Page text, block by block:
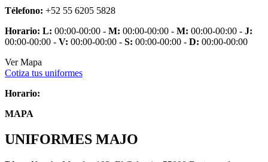
Télefono: +52 55 6205 5828
Horario: L: 00:00-00:00 - M: 00:00-00:00 - M: 00:00-00:00 - J:
00:00-00:00 - V: 00:00-00:00 - S: 00:00-00:00 - D: 00:00-00:00
Ver Mapa
Cotiza tus uniformes
Horario:
MAPA
UNIFORMES MAJO